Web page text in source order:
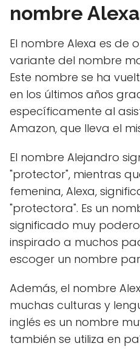
nombre
El nombre Alexa es de
variante del nombre
Este nombre se ha
en los últimos años
específicamente al
Amazon, que lleva el
El nombre Alejandro
"protector", mientras
femenina, Alexa,
"protectora". Es un
significado muy
inspirado a muchos
escoger un nombre
Además, el nombre
muchas culturas y
inglés es un nombre
también se utiliza en